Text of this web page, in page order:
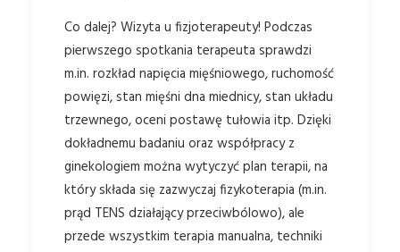
Co dalej? Wizyta u fizjoterapeuty! Podczas
pierwszego spotkania terapeuta sprawdzi
m.in. rozkład napięcia mięśniowego, ruchomość
powięzi, stan mięśni dna miednicy, stan układu
trzewnego, oceni postawę tułowia itp. Dzięki
dokładnemu badaniu oraz współpracy z
ginekologiem można wytyczyć plan terapii, na
który składa się zazwyczaj fizykoterapia (m.in.
prąd TENS działający przeciwbólowo), ale
przede wszystkim terapia manualna, techniki